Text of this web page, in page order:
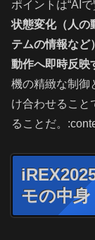
ポイントは“AI
状態変化（人の
テムの情報など
動作へ即時反映
機の精緻な制御
け合わせること
ることだ。
モの中身